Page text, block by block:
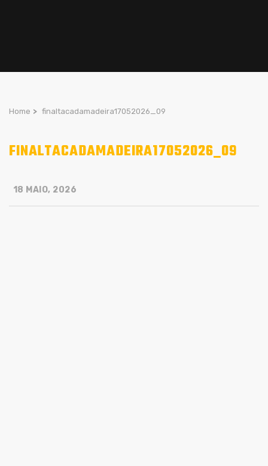
Home > finaltacadamadeira17052026_09
FINALTACADAMADEIRA17052026_09
18 MAIO, 2026